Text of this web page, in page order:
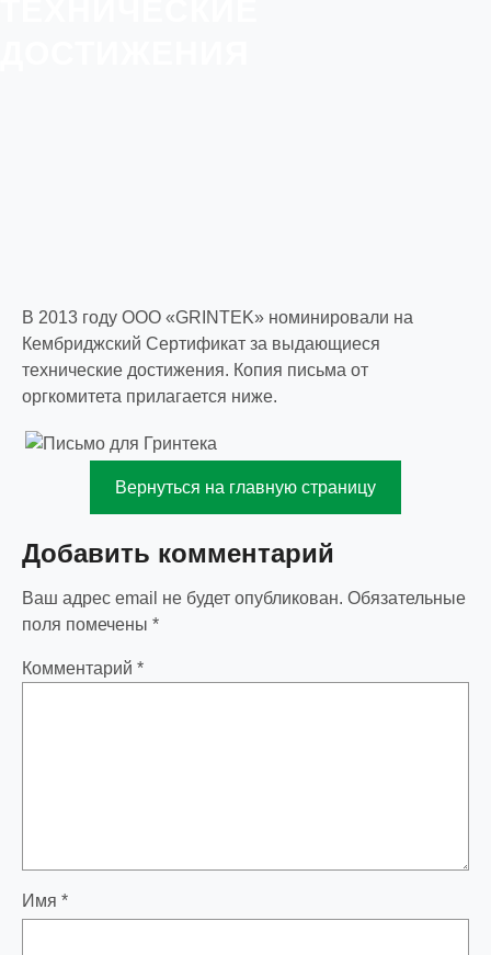
В 2013 году ООО «GRINTEK» номинировали на
Кембриджский Сертификат за выдающиеся
технические достижения. Копия письма от
оргкомитета прилагается ниже.
Вернуться на главную страницу
Добавить комментарий
Ваш адрес email не будет опубликован. Обязательные
поля помечены *
Комментарий *
Имя *